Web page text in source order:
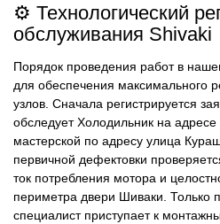
⚙️ Технологический
обслуживания Shivaki
Порядок проведения работ в
для обеспечения максимального
узлов. Сначала регистрируется
обследует Холодильник на
мастерской по адресу улица
первичной дефектовки
ток потребления мотора и
периметра двери Шиваки. Только
специалист приступает к